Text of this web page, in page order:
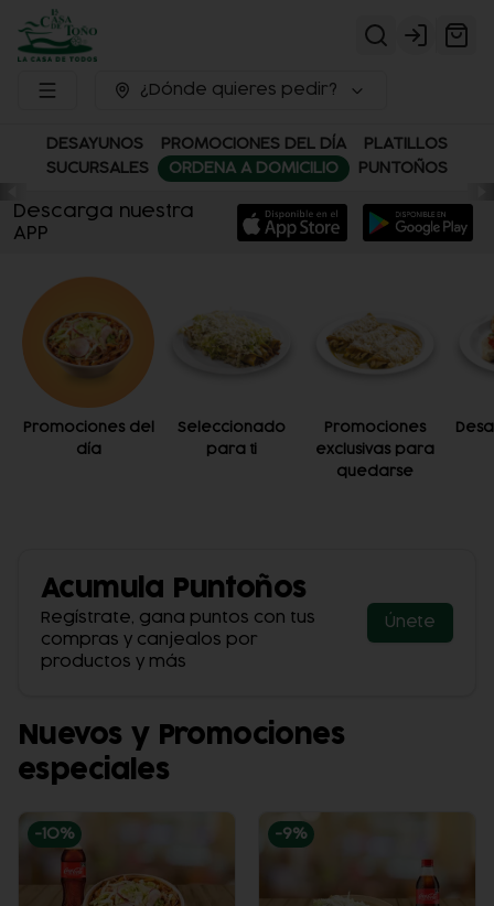
Login
¿Dónde quieres pedir?
DESAYUNOS PROMOCIONES DEL DÍA
PLATILLOS
SUCURSALES
ORDENA A DOMICILIO PUNTOÑOS
Descarga nuestra
APP
Promociones del
día
Seleccionado
para ti
Promociones
exclusivas para
quedarse
Acumula Puntoños
Regístrate, gana puntos con tus
compras y canjealos por
productos y más
Únete
Nuevos y Promociones
especiales
-10% -9%